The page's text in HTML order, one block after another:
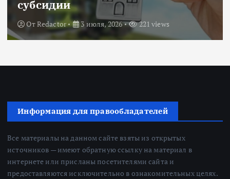
субсидии
ОтRedactor 3 июля, 2026 221 views
Информация для правообладателей
Все материалы на данном сайте взяты из открытых
источников — имеют обратную ссылку на материал в
интернете или присланы посетителями сайта и
предоставляются исключительно в ознакомительных целях.